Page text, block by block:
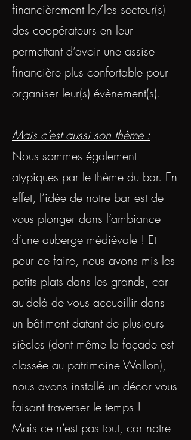
financièrement le/les secteur(s)
des coopérateurs en leur
permettant d’avoir une assise
financière plus confortable pour
organiser leur(s) évènement(s).
Mais c’est aussi son thème :
Nous sommes également
atypiques par le thème du bar. En
effet, l’idée de notre bar est de
vous plonger dans l’ambiance
d’une auberge médiévale ! Et
pour ce faire, nous avons mis les
petits plats dans les grands, car
au-delà de vous accueillir dans
un bâtiment datant de plusieurs
siècles (dont même la façade est
classée au patrimoine Wallon),
nous avons installé un décor vous
faisant traverser le temps !
Mais ce n’est pas tout, car notre